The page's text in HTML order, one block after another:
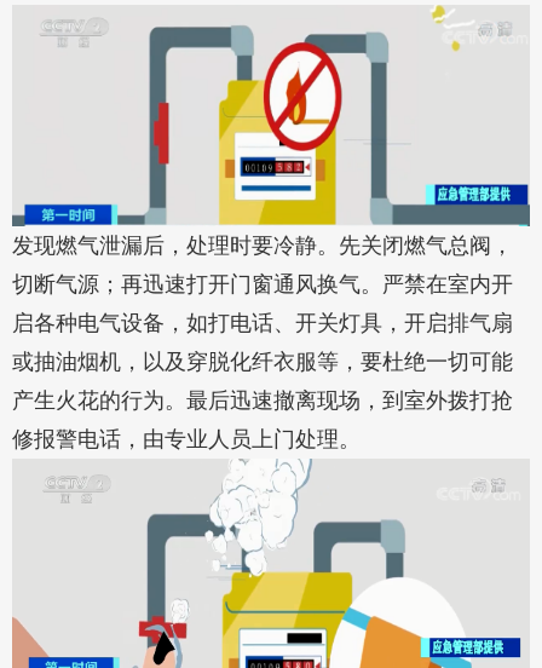
发现燃气泄漏后，处理时要冷静。先关闭燃气总阀，
切断气源；再迅速打开门窗通风换气。严禁在室内开
启各种电气设备，如打电话、开关灯具，开启排气扇
或抽油烟机，以及穿脱化纤衣服等，要杜绝一切可能
产生火花的行为。最后迅速撤离现场，到室外拨打抢
修报警电话，由专业人员上门处理。